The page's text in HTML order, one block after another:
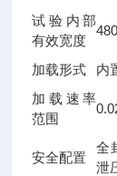
试验内部
有效宽度
加载形式
内
加载速率
范围
安全配置
全
泄